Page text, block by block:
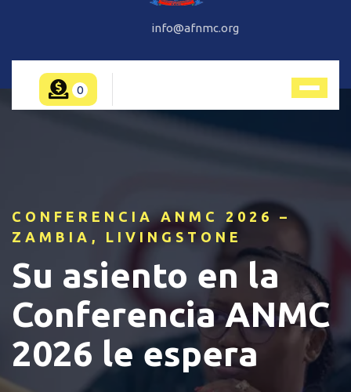
info@afnmc.org
0
CONFERENCIA ANMC 2026 –
ZAMBIA, LIVINGSTONE
Su asiento en la
Conferencia ANMC
2026 le espera